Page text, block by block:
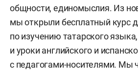
общности, единомыслия. Из
мы открыли бесплатный курс
по изучению татарского
и уроки английского и
с педагогами-носителями. Мы